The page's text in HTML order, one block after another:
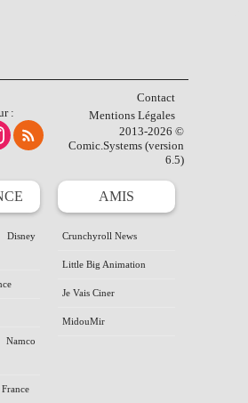
:
Contact
Mentions Légales
2013-2026 ©
Comic.Systems (version
6.5)
AMIS
Crunchyroll News
Little Big Animation
Je Vais Ciner
MidouMir